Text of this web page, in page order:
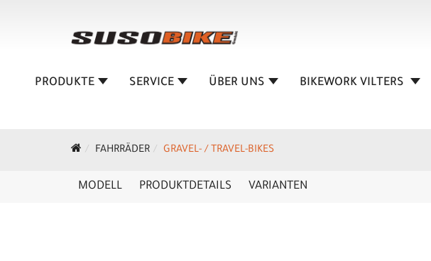
PRODUKTE SERVICE ÜBER UNS BIKEWORK VILTERS
FAHRRÄDER GRAVEL- / TRAVEL-BIKES
MODELL PRODUKTDETAILS VARIANTEN